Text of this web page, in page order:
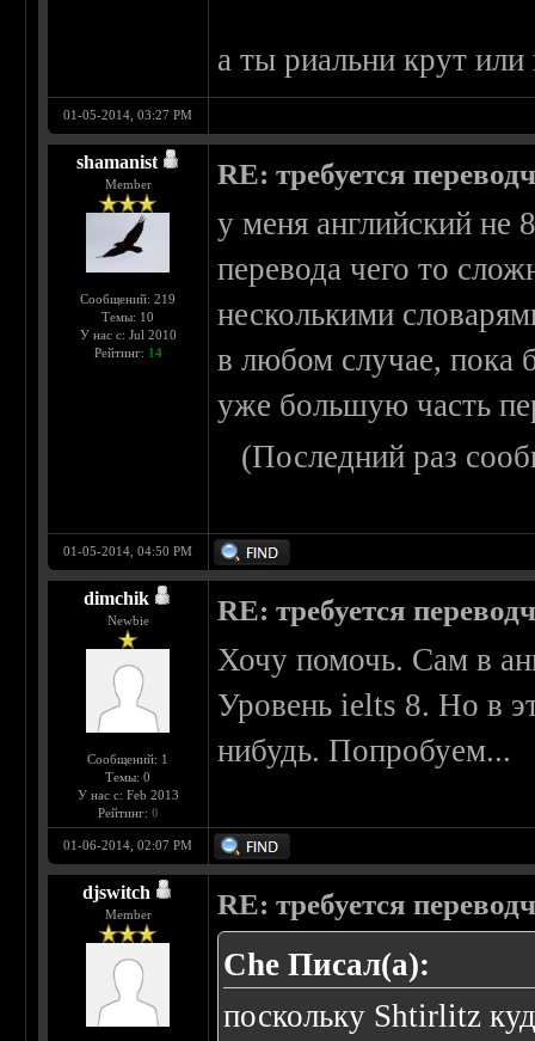
а ты риальни крут или
01-05-2014, 03:27 PM
shamanist
Member
Сообщений: 219
Темы: 10
У нас с: Jul 2010
Рейтинг: 14
RE: требуется
у меня английский не
перевода чего то
несколькими
в любом случае, пока
уже большую часть
(Последний раз
01-05-2014, 04:50 PM
dimchik
Newbie
Сообщений: 1
Темы: 0
У нас с: Feb 2013
Рейтинг: 0
RE: требуется
Хочу помочь. Сам в
Уровень ielts 8. Но в
нибудь. Попробуем...
01-06-2014, 02:07 PM
djswitch
Member RE: требуется
Che Писал(а):
поскольку Shtirlitz